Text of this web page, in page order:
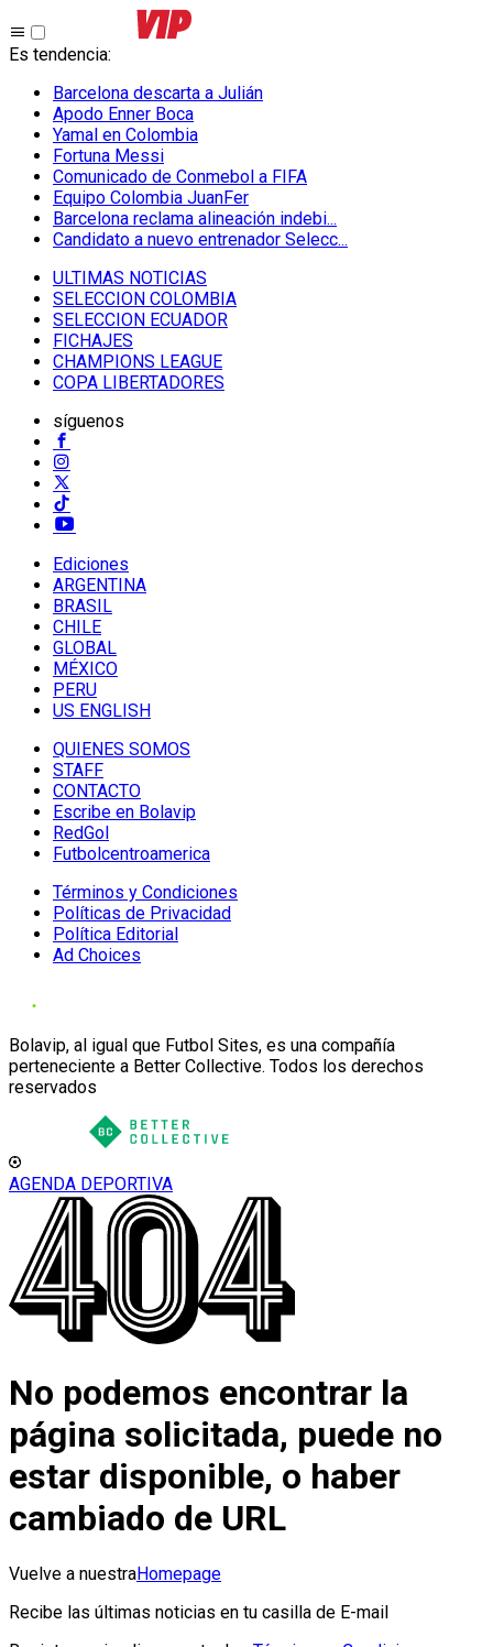
Es tendencia:
Barcelona descarta a Julián
Apodo Enner Boca
Yamal en Colombia
Fortuna Messi
Comunicado de Conmebol a FIFA
Equipo Colombia JuanFer
Barcelona reclama alineación indebi...
Candidato a nuevo entrenador Selecc...
ULTIMAS NOTICIAS
SELECCION COLOMBIA
SELECCION ECUADOR
FICHAJES
CHAMPIONS LEAGUE
COPA LIBERTADORES
síguenos
Ediciones
ARGENTINA
BRASIL
CHILE
GLOBAL
MÉXICO
PERU
US ENGLISH
QUIENES SOMOS
STAFF
CONTACTO
Escribe en Bolavip
RedGol
Futbolcentroamerica
Términos y Condiciones
Políticas de Privacidad
Política Editorial
Ad Choices
Bolavip, al igual que Futbol Sites, es una compañía
perteneciente a Better Collective. Todos los derechos
reservados
AGENDA DEPORTIVA
No podemos encontrar la
página solicitada, puede no
estar disponible, o haber
cambiado de URL
Vuelve a nuestraHomepage
Recibe las últimas noticias en tu casilla de E-mail